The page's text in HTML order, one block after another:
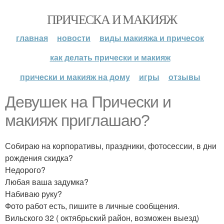
ПРИЧЕСКА И МАКИЯЖ
главная новости
виды макияжа и причесок
как делать прически и макияж
прически и макияж на дому
игры отзывы
Девушек на Прически и
макияж приглашаю?
Собираю на корпоративы, праздники, фотосессии, в дни
рождения скидка?
Недорого?
Любая ваша задумка?
Набиваю руку?
Фото работ есть, пишите в личные сообщения.
Вильского 32 ( октябрьский район, возможен выезд)